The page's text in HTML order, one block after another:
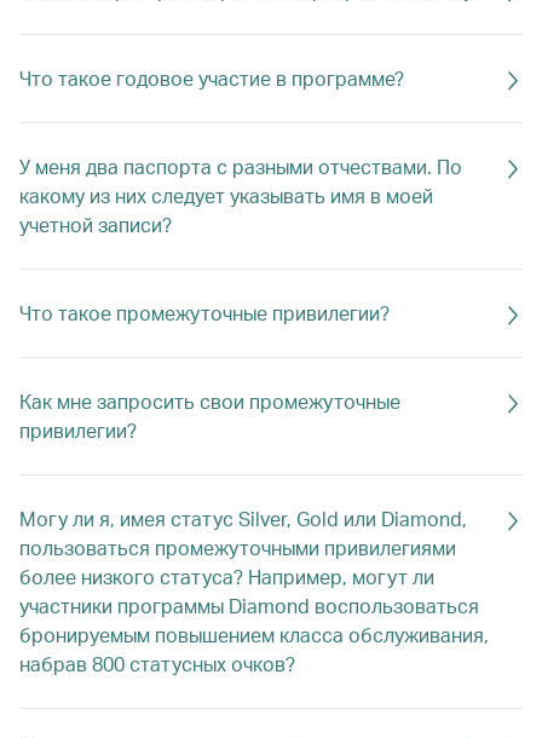
Что такое годовое участие в программе?
У меня два паспорта с разными отчествами. По
какому из них следует указывать имя в моей
учетной записи?
Что такое промежуточные привилегии?
Как мне запросить свои промежуточные
привилегии?
Могу ли я, имея статус Silver, Gold или Diamond,
пользоваться промежуточными привилегиями
более низкого статуса? Например, могут ли
участники программы Diamond воспользоваться
бронируемым повышением класса обслуживания,
набрав 800 статусных очков?